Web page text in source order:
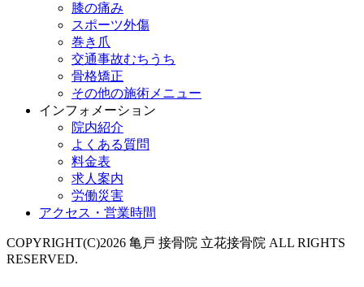
膝の痛み
スポーツ外傷
巻き爪
交通事故むちうち
骨格矯正
その他の施術メニュー
インフォメーション
院内紹介
よくある質問
料金表
求人案内
労働災害
アクセス・営業時間
COPYRIGHT(C)2026 亀戸 接骨院 立花接骨院 ALL RIGHTS
RESERVED.